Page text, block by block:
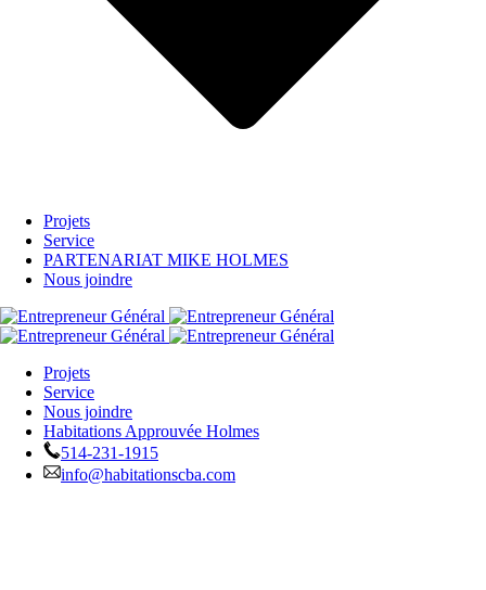
Projets
Service
PARTENARIAT MIKE HOLMES
Nous joindre
Projets
Service
Nous joindre
Habitations Approuvée Holmes
514-231-1915
info@habitationscba.com